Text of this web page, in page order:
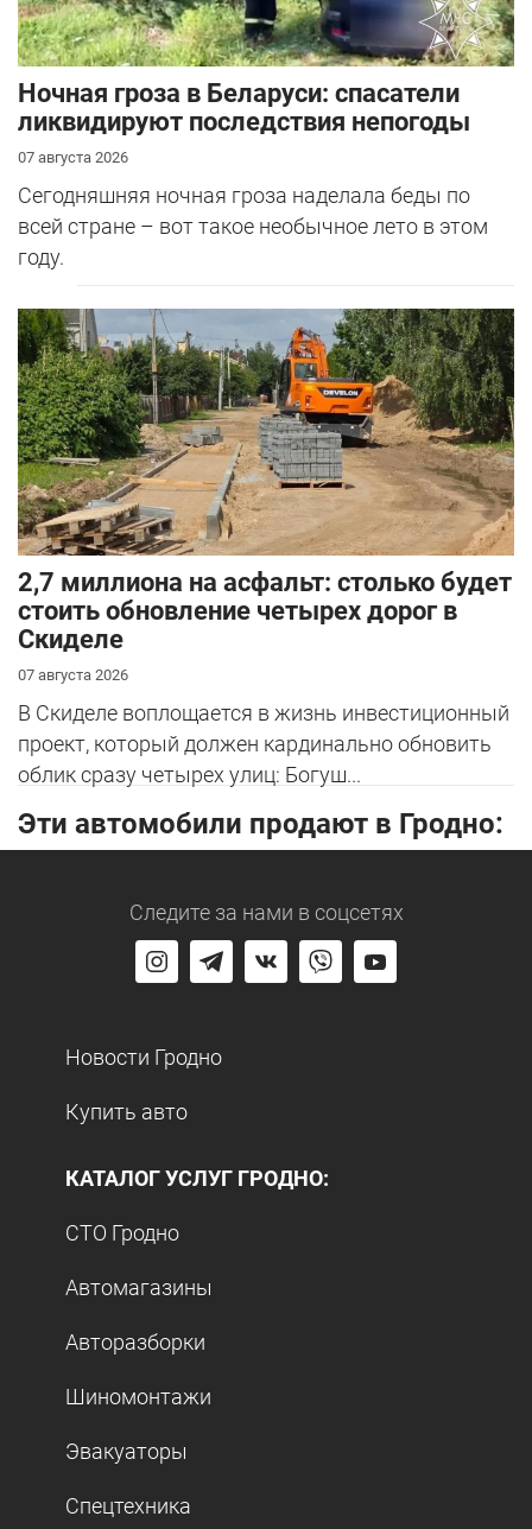
Ночная гроза в Беларуси: спасатели
ликвидируют последствия непогоды
07 августа 2026
Сегодняшняя ночная гроза наделала беды по
всей стране – вот такое необычное лето в этом
году.
2,7 миллиона на асфальт: столько будет
стоить обновление четырех дорог в
Скиделе
07 августа 2026
В Скиделе воплощается в жизнь инвестиционный
проект, который должен кардинально обновить
облик сразу четырех улиц: Богуш...
Эти автомобили продают в Гродно:
Следите за нами в соцсетях
Новости Гродно
Купить авто
КАТАЛОГ УСЛУГ ГРОДНО:
СТО Гродно
Автомагазины
Авторазборки
Шиномонтажи
Эвакуаторы
Спецтехника